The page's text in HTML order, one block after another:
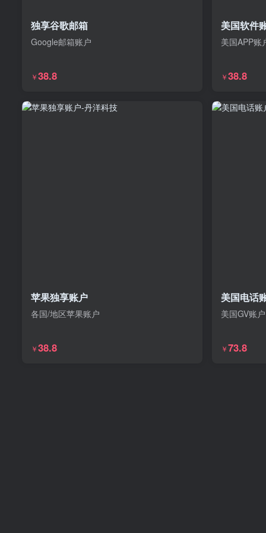
独享谷歌邮箱
Google邮箱账户
￥38.8
美国软件
美国APP账
￥38.8
苹果独享账户
各国/地区苹果账户
￥38.8
美国电话
美国GV账户
￥73.8